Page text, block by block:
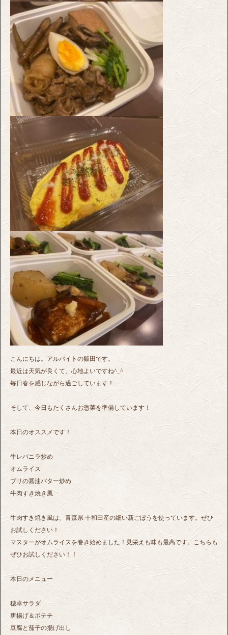
こんにちは。アルバイトの飯田です。
最近は天気が良くて、心地よいですね^_^
毎日春を感じながら過ごしています！
そして、今日もたくさんお惣菜を準備しています！
本日のオススメです！
牛レバニラ炒め
オムライス
ブリの醤油バター炒め
牛肉すき焼き風
牛肉すき焼き風は、青森県 十和田産の細い新ごぼうを使っています。ぜひ
お試しください！
マスターがオムライスを巻き始めました！見栄えも味も最高です。こちらも
ぜひお試しください！！
本日のメニュー
穂卓サラダ
唐揚げ＆ポテチ
豆腐と茄子の揚げ出し